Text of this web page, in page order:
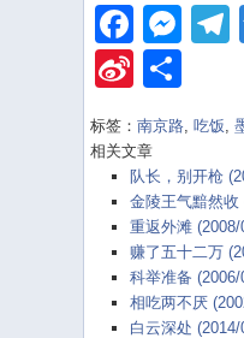
Sina
Weibo
标签：南京路 ,吃饭 ,
相关文章
队长，别开枪
金陵王气黯然收
重返外滩 (2008/
赚了五十二万
科举准备 (2006/
相吃两不厌
白云深处 (2014/